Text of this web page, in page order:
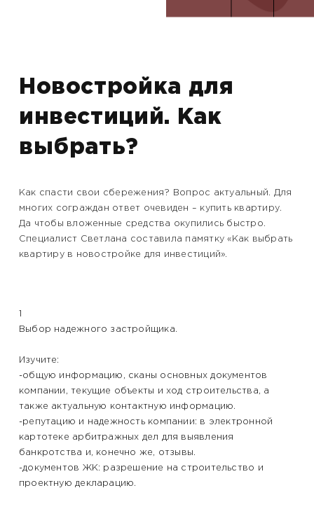
Новостройка для
инвестиций. Как
выбрать?
Как спасти свои сбережения? Вопрос актуальный. Для
многих сограждан ответ очевиден – купить квартиру.
Да чтобы вложенные средства окупились быстро.
Специалист Светлана составила памятку «Как выбрать
квартиру в новостройке для инвестиций».
1
Выбор надежного застройщика.
Изучите:
-общую информацию, сканы основных документов
компании, текущие объекты и ход строительства, а
также актуальную контактную информацию.
-репутацию и надежность компании: в электронной
картотеке арбитражных дел для выявления
банкротства и, конечно же, отзывы.
-документов ЖК: разрешение на строительство и
проектную декларацию.